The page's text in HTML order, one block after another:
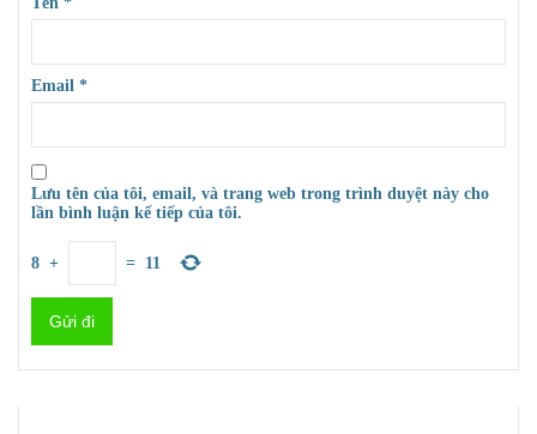
Email *
Lưu tên của tôi, email, và trang web trong trình duyệt này cho
lần bình luận kế tiếp của tôi.
8 + = 11